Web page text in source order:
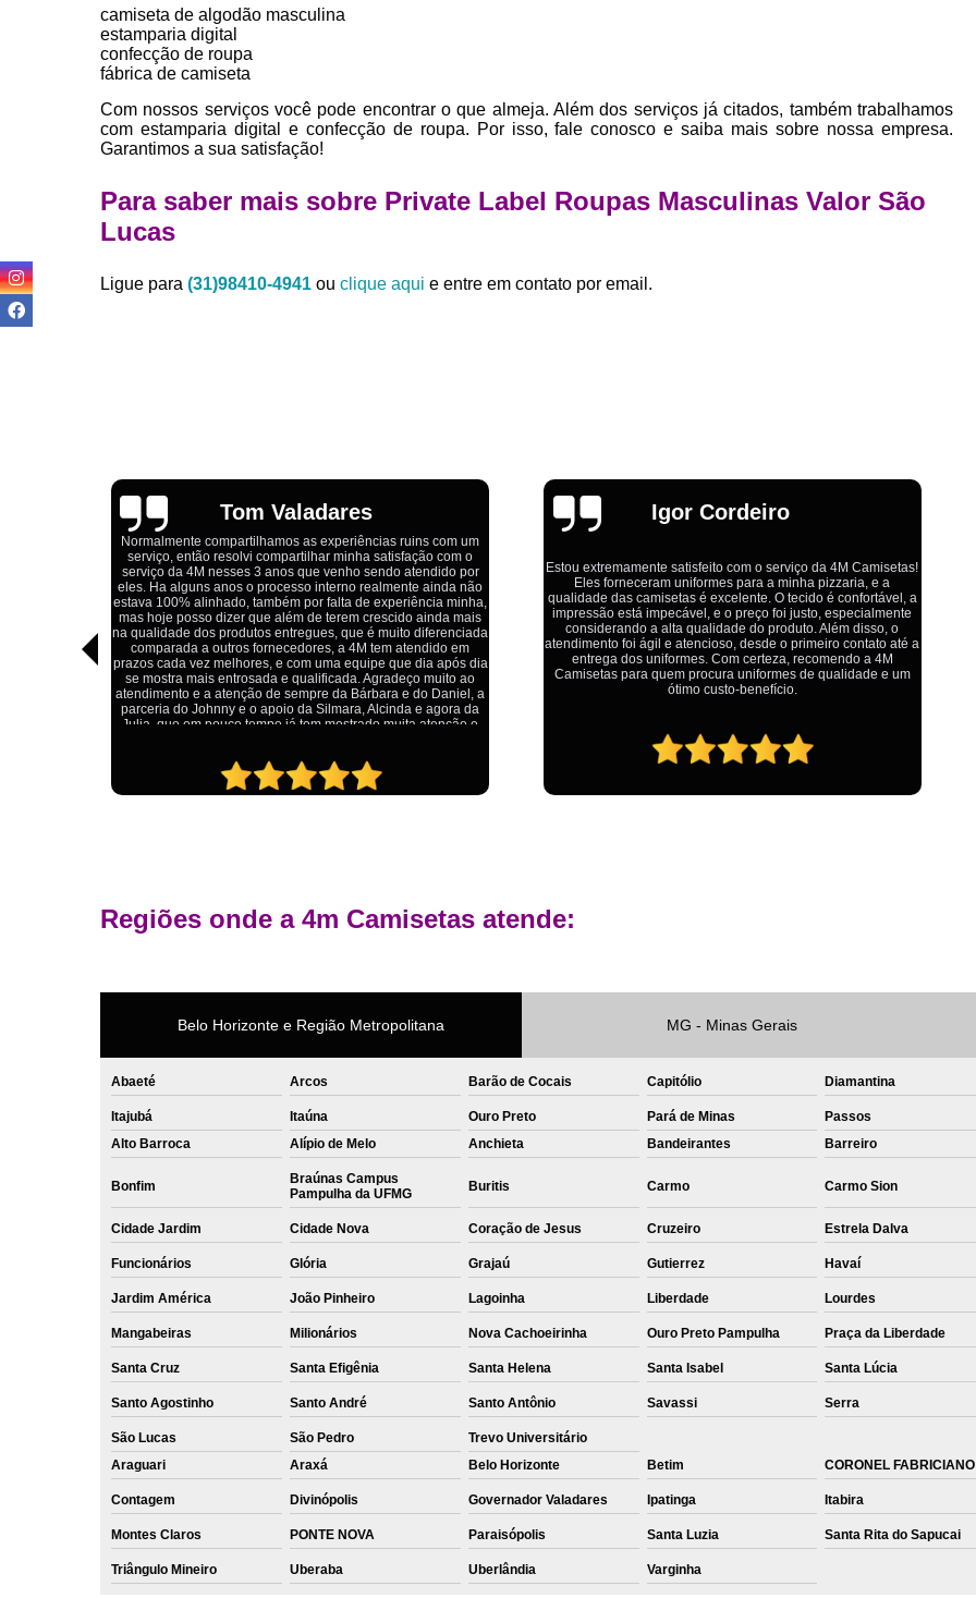
Estamparia Digital de
Estamparia Digital em Tecido
Fábrica Camiseta
Roupas de Fábrica Atacado
Private Label Moda Fitness Mato
Private Label para Roupa Minas Gerais
Private Label Roupas Femininas Recife
Private Label Têxtil Moda Infantil Brasília
Private Label Biquínis
Sublimação em Tecido
Sublimação para Camisetas
camiseta de algodão masculina
estamparia digital
confecção de roupa
fábrica de camiseta
Com nossos serviços você pode encontrar o que almeja. Além dos serviços já citados, também trabalhamos
com estamparia digital e confecção de roupa. Por isso, fale conosco e saiba mais sobre nossa empresa.
Garantimos a sua satisfação!
Para saber mais sobre Private Label Roupas Masculinas Valor São
Lucas
Ligue para (31)98410-4941 ou clique aqui e entre em contato por email.
Igor Cordeiro
Estou extremamente satisfeito com o serviço da 4M Camisetas!
Eles forneceram uniformes para a minha pizzaria, e a
qualidade das camisetas é excelente. O tecido é confortável, a
impressão está impecável, e o preço foi justo, especialmente
considerando a alta qualidade do produto. Além disso, o
atendimento foi ágil e atencioso, desde o primeiro contato até a
entrega dos uniformes. Com certeza, recomendo a 4M
Camisetas para quem procura uniformes de qualidade e um
ótimo custo-benefício.
Emília
Ótimo atendimento,todos muito educados, prestativos e que
colocam o cliente em primeiro lugar. Qualquer lugar tem
problemas,isso é fato, mas aqui na 4M tudo é resolvido com
calma e de forma que todos saem ganhando no final.
Regiões onde a 4m Camisetas atende:
Belo Horizonte e Região Metropolitana MG - Minas Gerais
Abaeté Arcos Barão de Cocais Capitólio Diamantina
Itajubá Itaúna Ouro Preto Pará de Minas Passos
Alto Barroca
Alípio de Melo Anchieta Bandeirantes Barreiro
Bonfim
Braúnas Campus
Pampulha da UFMG
Buritis Carmo Carmo Sion
Cidade Jardim Cidade Nova Coração de Jesus Cruzeiro Estrela Dalva
Funcionários Glória Grajaú Gutierrez Havaí
Jardim América João Pinheiro Lagoinha Liberdade Lourdes
Mangabeiras Milionários Nova Cachoeirinha Ouro Preto Pampulha Praça da Liberdade
Santa Cruz Santa Efigênia Santa Helena Santa Isabel Santa Lúcia
Santo Agostinho Santo André Santo Antônio Savassi Serra
São Lucas São Pedro
Trevo Universitário
Araguari
Araxá Belo Horizonte Betim CORONEL FABRICIANO
Contagem Divinópolis Governador Valadares Ipatinga Itabira
Montes Claros PONTE NOVA Paraisópolis Santa Luzia Santa Rita do Sapucai
Triângulo Mineiro Uberaba Uberlândia Varginha